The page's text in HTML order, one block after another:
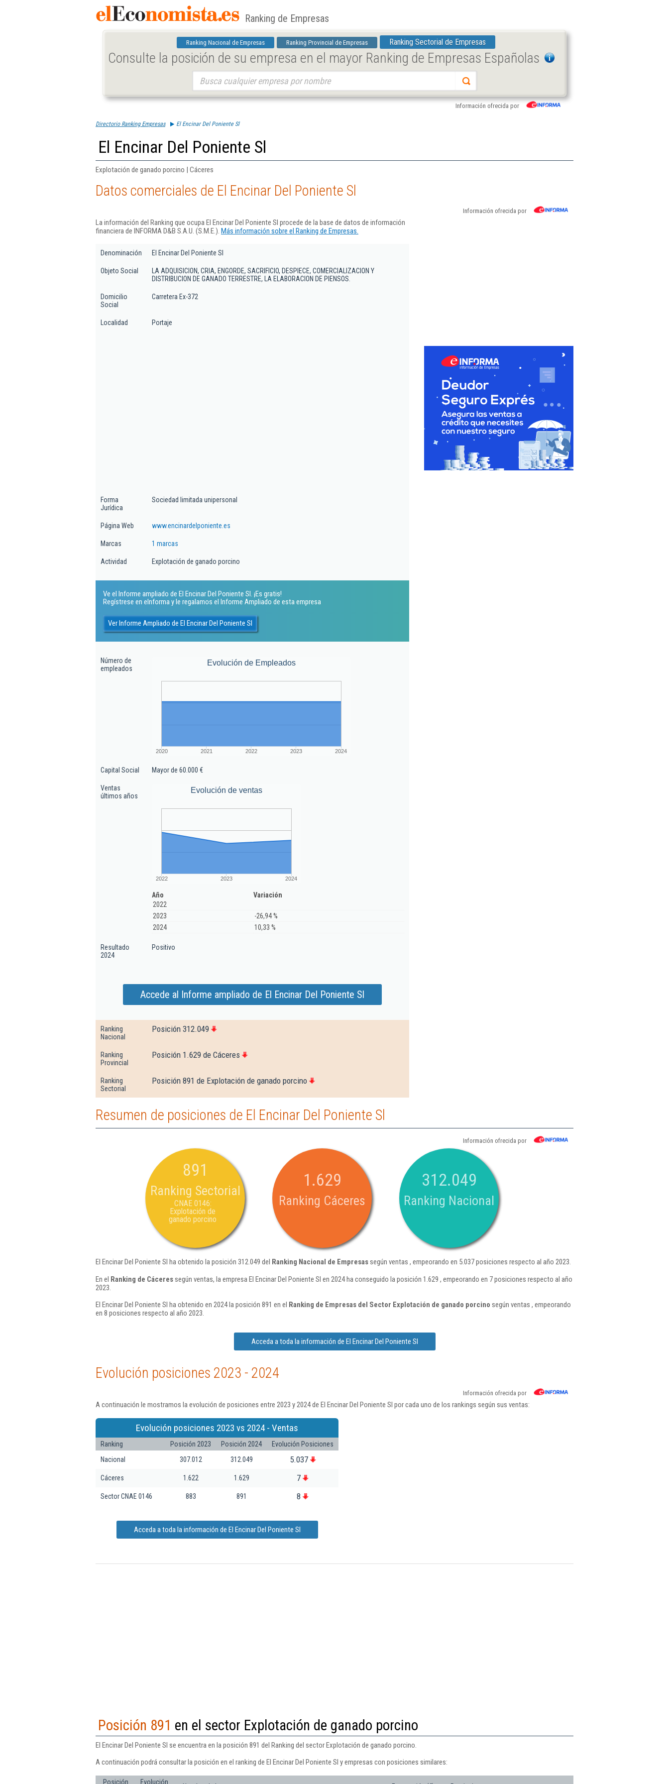
Ranking de Empresas
Ranking Nacional de Empresas Ranking Provincial de Empresas Ranking Sectorial de Empresas
Consulte la posición de su empresa en el mayor Ranking de Empresas Españolas
Información ofrecida por
Directorio Ranking Empresas El Encinar Del Poniente Sl
El Encinar Del Poniente Sl
Explotación de ganado porcino | Cáceres
Datos comerciales de El Encinar Del Poniente Sl
Información ofrecida por
La información del Ranking que ocupa El Encinar Del Poniente Sl procede de la base de datos de información
financiera de INFORMA D&B S.A.U. (S.M.E.). Más información sobre el Ranking de Empresas.
Denominación El Encinar Del Poniente Sl
Objeto Social
LA ADQUISICION, CRIA, ENGORDE, SACRIFICIO, DESPIECE, COMERCIALIZACION Y
DISTRIBUCION DE GANADO TERRESTRE, LA ELABORACION DE PIENSOS.
Domicilio
Social
Carretera Ex-372
Localidad Portaje
Forma
Jurídica
Sociedad limitada unipersonal
Página Web www.encinardelponiente.es
Marcas 1 marcas
Actividad Explotación de ganado porcino
Ve el Informe ampliado de El Encinar Del Poniente Sl. ¡Es gratis!
Regístrese en eInforma y le regalamos el Informe Ampliado de esta empresa
Ver Informe Ampliado de El Encinar Del Poniente Sl
Número de
empleados
Evolución de Empleados
2020 2021 2022 2023 2024
Capital Social Mayor de 60.000 €
Ventas
últimos años
Evolución de ventas
2022 2023 2024
Año
Variación
2022
2023
-26,94 %
2024
10,33 %
Resultado
2024
Positivo
Accede al Informe ampliado de El Encinar Del Poniente Sl
Ranking
Nacional
Posición 312.049
Ranking
Provincial
Posición 1.629 de Cáceres
Ranking
Sectorial
Posición 891 de Explotación de ganado porcino
Resumen de posiciones de El Encinar Del Poniente Sl
Información ofrecida por
891
Ranking Sectorial
CNAE 0146:
Explotación de
ganado porcino
1.629
Ranking Cáceres
312.049
Ranking Nacional
El Encinar Del Poniente Sl ha obtenido la posición 312.049 del Ranking Nacional de Empresassegún ventas , empeorando en 5.037 posiciones respecto al año 2023.
En el Ranking de Cáceressegún ventas, la empresa El Encinar Del Poniente Sl en 2024 ha conseguido la posición 1.629 , empeorando en 7 posiciones respecto al año
2023.
El Encinar Del Poniente Sl ha obtenido en 2024 la posición 891 en el Ranking de Empresas del Sector Explotación de ganado porcino según ventas , empeorando
en 8 posiciones respecto al año 2023.
Acceda a toda la información de El Encinar Del Poniente Sl
Evolución posiciones 2023 - 2024
Información ofrecida por
A continuación le mostramos la evolución de posiciones entre 2023 y 2024 de El Encinar Del Poniente Sl por cada uno de los rankings según sus ventas:
Evolución posiciones 2023 vs 2024 - Ventas
Ranking Posición 2023 Posición 2024
Evolución Posiciones
Nacional
307.012 312.049 5.037
Cáceres 1.622 1.629 7
Sector CNAE 0146 883 891 8
Acceda a toda la información de El Encinar Del Poniente Sl
Posición 891 en el sector Explotación de ganado porcino
El Encinar Del Poniente Sl se encuentra en la posición 891 del Ranking del sector Explotación de ganado porcino.
A continuación podrá consultar la posición en el ranking de El Encinar Del Poniente Sl y empresas con posiciones similares:
Posición Evolución